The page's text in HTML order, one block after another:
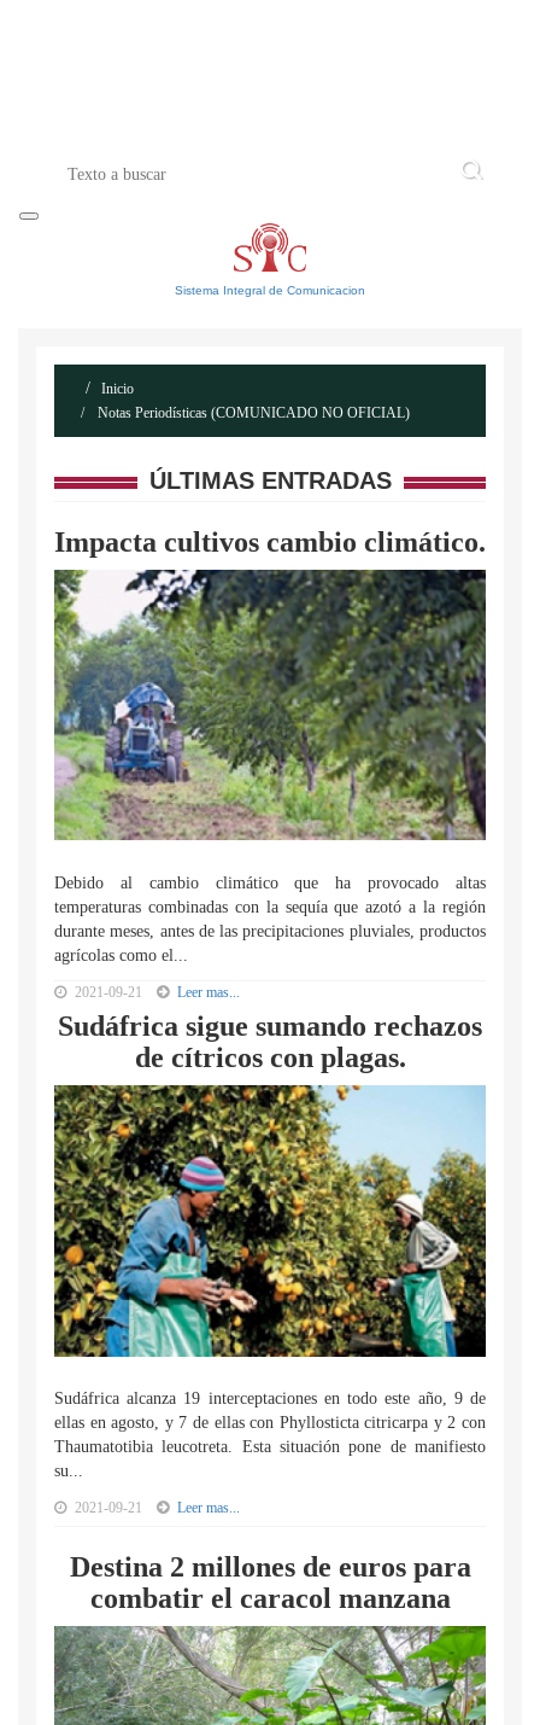
Sistema Integral de Comunicacion
Inicio
Notas Periodísticas (COMUNICADO NO OFICIAL)
ÚLTIMAS ENTRADAS
Impacta cultivos cambio climático.
Debido al cambio climático que ha provocado altas
temperaturas combinadas con la sequía que azotó a la región
durante meses, antes de las precipitaciones pluviales, productos
agrícolas como el...
2021-09-21 Leer mas...
Sudáfrica sigue sumando rechazos
de cítricos con plagas.
Sudáfrica alcanza 19 interceptaciones en todo este año, 9 de
ellas en agosto, y 7 de ellas con Phyllosticta citricarpa y 2 con
Thaumatotibia leucotreta. Esta situación pone de manifiesto
su...
2021-09-21 Leer mas...
Destina 2 millones de euros para
combatir el caracol manzana